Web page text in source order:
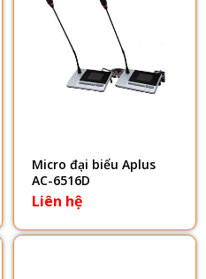
Micro đại biểu Aplus
AC-6516D
Liên hệ